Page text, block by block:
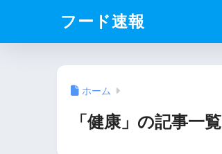
フード速報
ホーム
「健康」の記事一覧